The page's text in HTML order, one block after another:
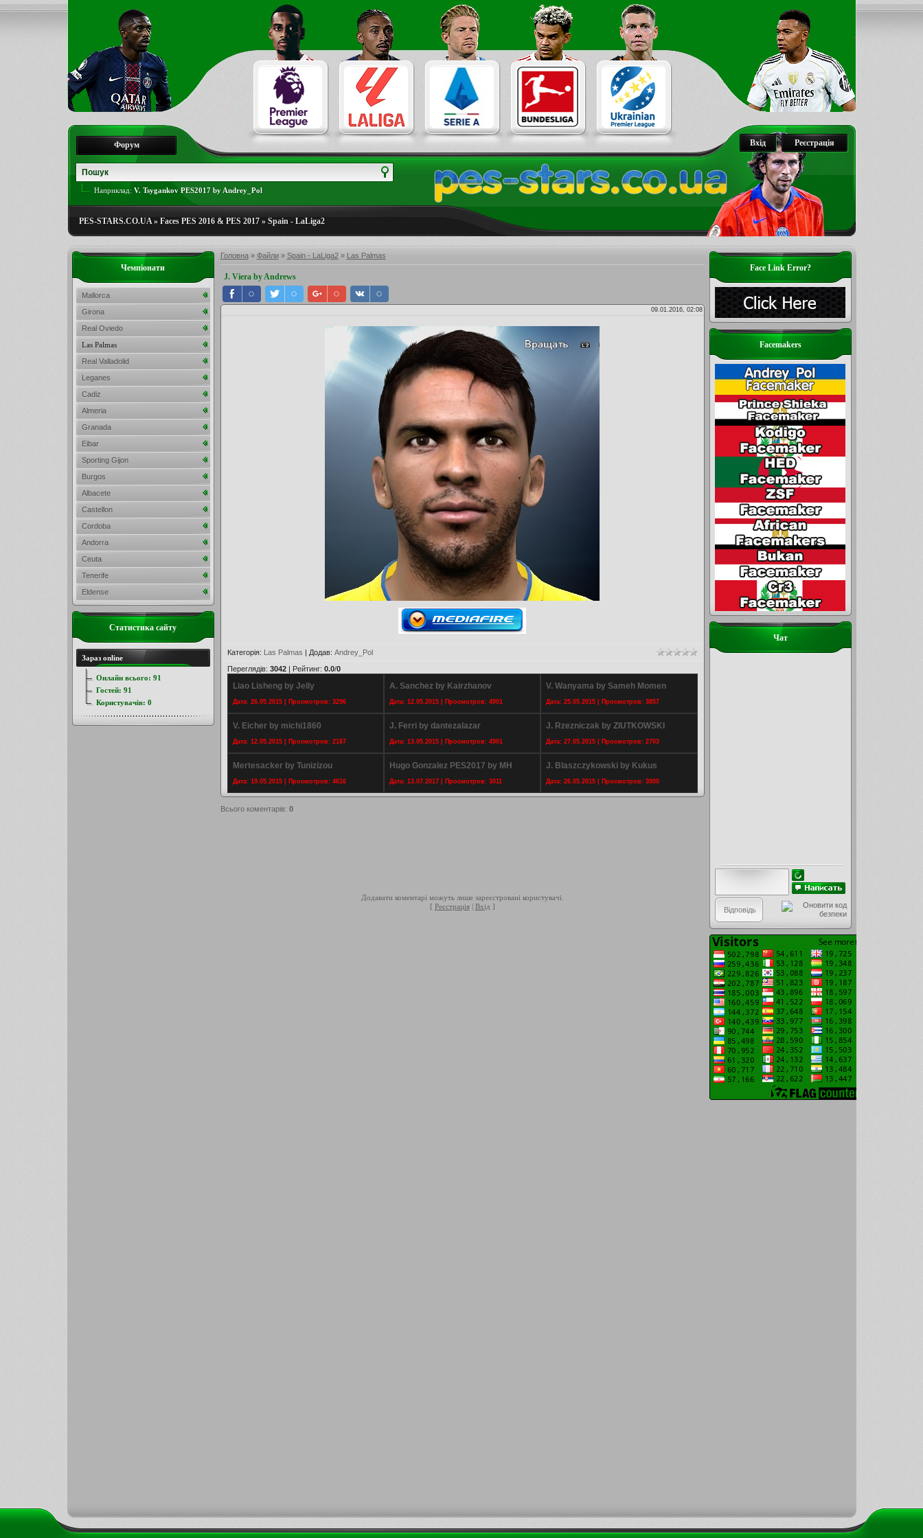
Реєстрація
Вхід
Форум
Наприклад: V. Tsygankov PES2017 by Andrey_Pol
PES-STARS.CO.UA» Faces PES 2016 & PES 2017» Spain - LaLiga2
Головна» Файли» Spain - LaLiga2» Las Palmas
J. Viera by Andrews
09.01.2016, 02:08
Категорія: Las Palmas | Додав: Andrey_Pol
Переглядів: 3042| Рейтинг: 0.0/0
Liao Lisheng by Jelly
Дата: 26.05.2015 | Просмотров: 3296
A. Sanchez by Kairzhanov
Дата: 12.05.2015 | Просмотров: 4901
V. Wanyama by Sameh Momen
Дата: 25.05.2015 | Просмотров: 3857
V. Eicher by michi1860
Дата: 12.05.2015 | Просмотров: 2187
J. Ferri by dantezalazar
Дата: 13.05.2015 | Просмотров: 4901
J. Rzezniczak by ZIUTKOWSKI
Дата: 27.05.2015 | Просмотров: 2703
Mertesacker by Tunizizou
Дата: 19.05.2015 | Просмотров: 4616
Hugo Gonzalez PES2017 by MH
Дата: 13.07.2017 | Просмотров: 3011
J. Blaszczykowski by Kukus
Дата: 26.05.2015 | Просмотров: 3900
Всього коментарів: 0
Додавати коментарі можуть лише зареєстровані користувачі.
[ Реєстрація| Вхід ]
Face Link Error?
Facemakers
Чат
Чемпіонати
Mallorca
Girona
Real Oviedo
Las Palmas
Real Valladolid
Leganes
Cadiz
Almeria
Granada
Eibar
Sporting Gijon
Burgos
Albacete
Castellon
Cordoba
Andorra
Ceuta
Tenerife
Eldense
Статистика сайту
Зараз online
Онлайн всього: 91
Гостей: 91
Користувачів: 0